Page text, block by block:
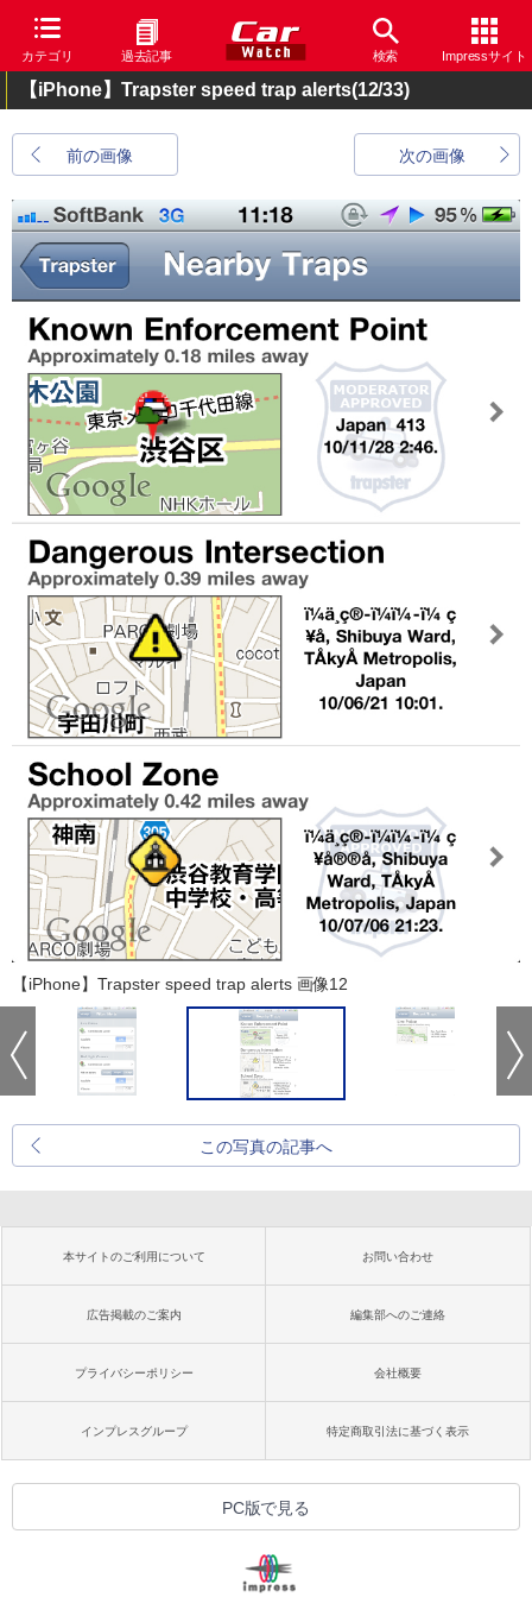
カテゴリ 過去記事 検索 Impressサイト
【iPhone】Trapster speed trap alerts(12/33)
前の画像 次の画像
【iPhone】Trapster speed trap alerts 画像12
この写真の記事へ
本サイトのご利用について お問い合わせ
広告掲載のご案内 編集部へのご連絡
プライバシーポリシー 会社概要
インプレスグループ 特定商取引法に基づく表示
PC版で見る